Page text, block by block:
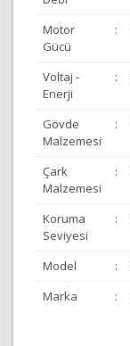
Motor
Gücü
:
Voltaj -
Enerji
:
Gövde
Malzemesi
:
Çark
Malzemesi
:
Koruma
Seviyesi
:
Model :
Marka
: